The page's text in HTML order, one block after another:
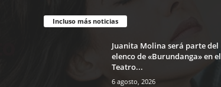
Incluso más noticias
Juanita Molina será parte del
elenco de «Burundanga» en el
Teatro...
6 agosto, 2026